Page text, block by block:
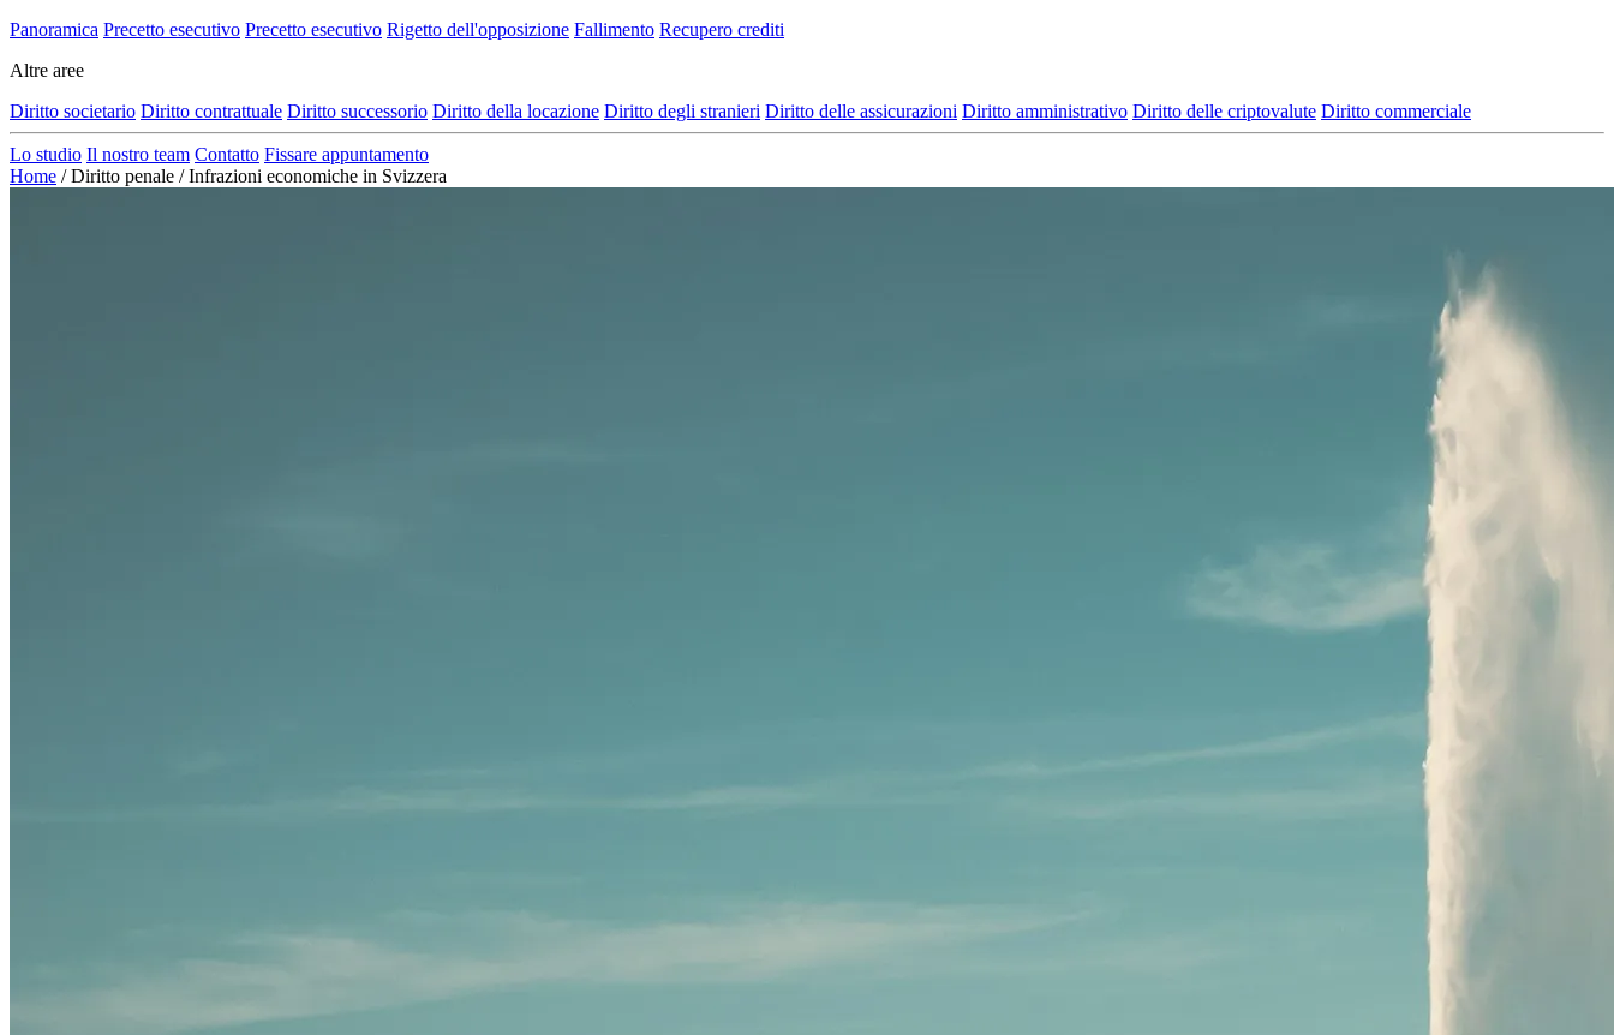
Panoramica Precetto esecutivo Precetto esecutivo Rigetto dell'opposizione Fallimento Recupero crediti
Altre aree
Diritto societario Diritto contrattuale Diritto successorio Diritto della locazione Diritto degli stranieri Diritto delle assicurazioni Diritto amministrativo Diritto delle criptovalute Diritto commerciale
Lo studio Il nostro team Contatto Fissare appuntamento
Home / Diritto penale / Infrazioni economiche in Svizzera